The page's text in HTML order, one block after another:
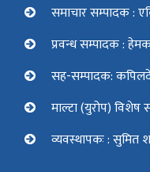
समाचार सम्पादक :
प्रवन्ध सम्पादक :
सह-सम्पादक:
माल्टा (युरोप) विशेष
व्यवस्थापकः : सुमित